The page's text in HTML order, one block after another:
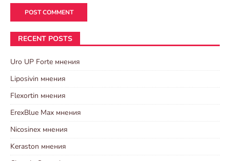
RECENT POSTS
Uro UP Forte мнения
Liposivin мнения
Flexortin мнения
ErexBlue Max мнения
Nicosinex мнения
Keraston мнения